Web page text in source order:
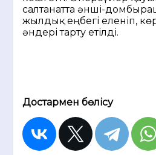
салтанатта әнші-
жылдық еңбегі еленіп,
әндері тарту етілді.
Достармен бөлісу